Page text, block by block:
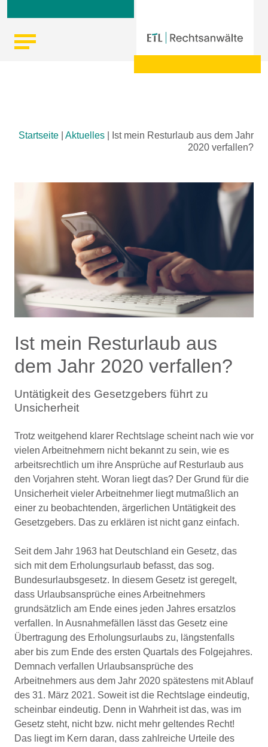
Startseite Aktuelles
Ist mein Resturlaub aus dem Jahr
2020 verfallen?
Ist mein Resturlaub aus
dem Jahr 2020 verfallen?
Untätigkeit des Gesetzgebers führt zu
Unsicherheit
Trotz weitgehend klarer Rechtslage scheint nach wie vor
vielen Arbeitnehmern nicht bekannt zu sein, wie es
arbeitsrechtlich um ihre Ansprüche auf Resturlaub aus
den Vorjahren steht. Woran liegt das? Der Grund für die
Unsicherheit vieler Arbeitnehmer liegt mutmaßlich an
einer zu beobachtenden, ärgerlichen Untätigkeit des
Gesetzgebers. Das zu erklären ist nicht ganz einfach.
Seit dem Jahr 1963 hat Deutschland ein Gesetz, das
sich mit dem Erholungsurlaub befasst, das sog.
Bundesurlaubsgesetz. In diesem Gesetz ist geregelt,
dass Urlaubsansprüche eines Arbeitnehmers
grundsätzlich am Ende eines jeden Jahres ersatzlos
verfallen. In Ausnahmefällen lässt das Gesetz eine
Übertragung des Erholungsurlaubs zu, längstenfalls
aber bis zum Ende des ersten Quartals des Folgejahres.
Demnach verfallen Urlaubsansprüche des
Arbeitnehmers aus dem Jahr 2020 spätestens mit Ablauf
des 31. März 2021. Soweit ist die Rechtslage eindeutig,
scheinbar eindeutig. Denn in Wahrheit ist das, was im
Gesetz steht, nicht bzw. nicht mehr geltendes Recht!
Das liegt im Kern daran, dass zahlreiche Urteile des